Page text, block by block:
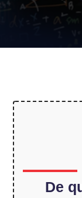
De